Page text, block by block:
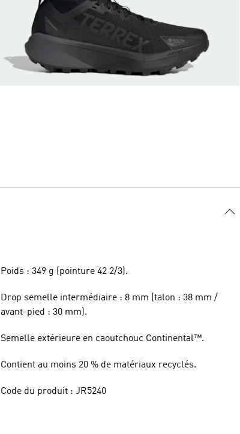
Poids : 349 g (pointure 42 2/3).
Drop semelle intermédiaire : 8 mm (talon : 38 mm /
avant-pied : 30 mm).
Semelle extérieure en caoutchouc Continental™.
Contient au moins 20 % de matériaux recyclés.
Code du produit : JR5240